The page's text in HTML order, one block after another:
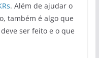
. Além de ajudar o
também é algo que
ser feito e o que